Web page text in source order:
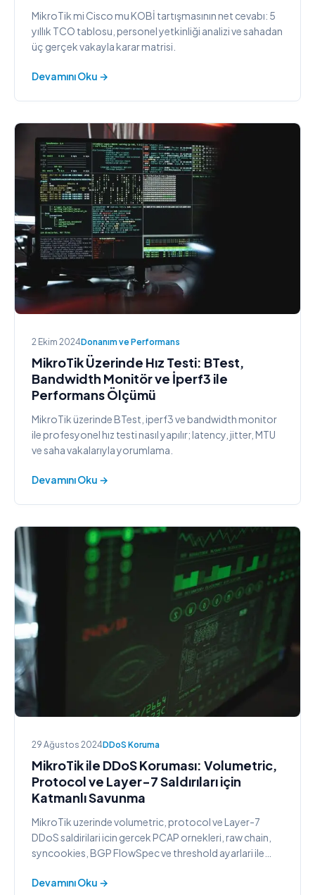
MikroTik mi Cisco mu KOBİ tartışmasının net cevabı: 5
yıllık TCO tablosu, personel yetkinliği analizi ve sahadan
üç gerçek vakayla karar matrisi.
Devamını Oku →
2 Ekim 2024Donanım ve Performans
MikroTik Üzerinde Hız Testi: BTest,
Bandwidth Monitör ve İperf3 ile
Performans Ölçümü
MikroTik üzerinde BTest, iperf3 ve bandwidth monitor
ile profesyonel hız testi nasıl yapılır; latency, jitter, MTU
ve saha vakalarıyla yorumlama.
Devamını Oku →
29 Ağustos 2024DDoS Koruma
MikroTik ile DDoS Koruması: Volumetric,
Protocol ve Layer-7 Saldırıları için
Katmanlı Savunma
MikroTik uzerinde volumetric, protocol ve Layer-7
DDoS saldirilari icin gercek PCAP ornekleri, raw chain,
syncookies, BGP FlowSpec ve threshold ayarlari ile
Devamını Oku →